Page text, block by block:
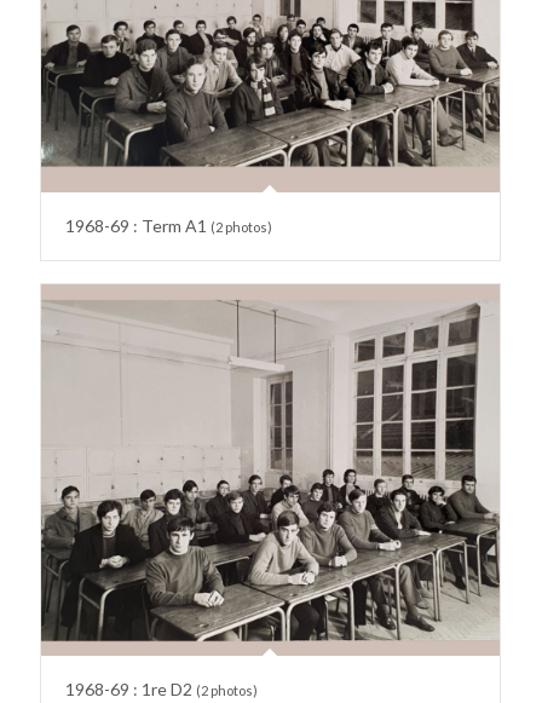
1968-69 : Term A1 (2 photos)
1968-69 : 1re D2 (2 photos)